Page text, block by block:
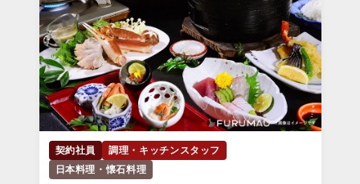
契約社員
調理・キッチンスタッフ
日本料理・懐石料理